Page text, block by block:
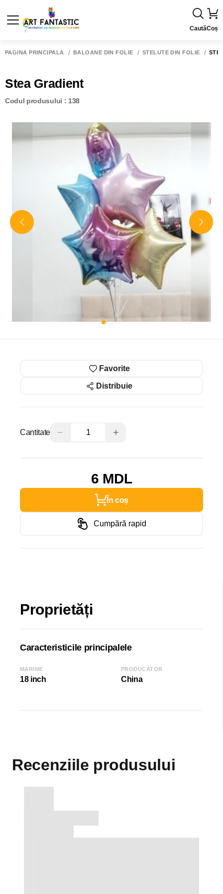
CautăCoș
PAGINA PRINCIPALĂ BALOANE DIN FOLIE STELUTE DIN FOLIE
Stea Gradient
Codul produsului : 138
Favorite
Distribuie
Cantitate − +
6 MDL
În coș
Cumpără rapid
Proprietăți
Caracteristicile principalele
MARIME
18 inch
PRODUCATOR
China
Recenziile produsului